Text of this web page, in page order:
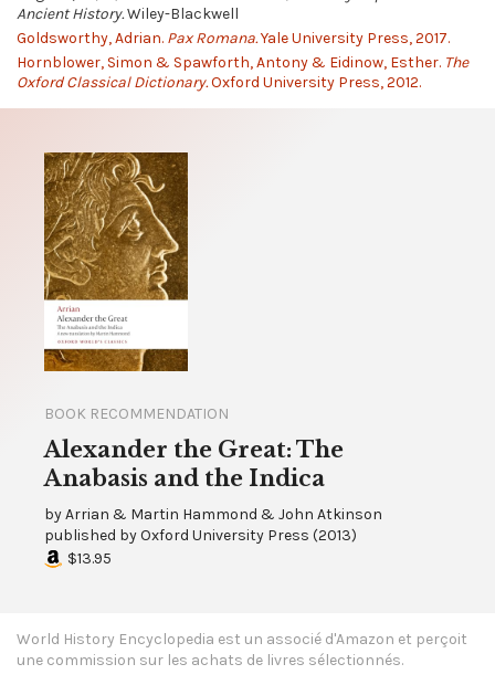
Ancient History.Wiley-Blackwell
Goldsworthy, Adrian. Pax Romana.Yale University Press, 2017.
Hornblower, Simon & Spawforth, Antony & Eidinow, Esther. The
Oxford Classical Dictionary.Oxford University Press, 2012.
BOOK RECOMMENDATION
Alexander the Great: The
Anabasis and the Indica
byArrian & Martin Hammond & John Atkinson
published byOxford University Press (2013)
$13.95
World History Encyclopedia est un associé d'Amazon et perçoit
une commission sur les achats de livres sélectionnés.